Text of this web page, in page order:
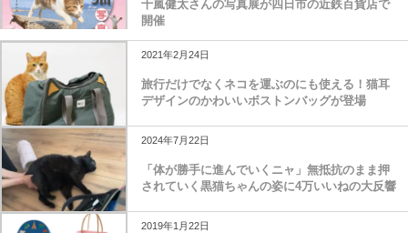
十嵐健太さんの写真展が四日市の近鉄百貨店で
開催
2021年2月24日
旅行だけでなくネコを運ぶのにも使える！猫耳
デザインのかわいいボストンバッグが登場
2024年7月22日
「体が勝手に進んでいくニャ」無抵抗のまま押
されていく黒猫ちゃんの姿に4万いいねの大反響
2019年1月22日